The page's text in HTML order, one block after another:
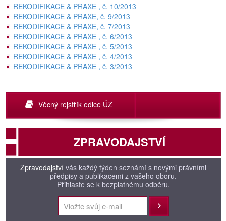
REKODIFIKACE & PRAXE , č. 10/2013
REKODIFIKACE & PRAXE, č. 9/2013
REKODIFIKACE & PRAXE, č. 7/2013
REKODIFIKACE & PRAXE , č. 6/2013
REKODIFIKACE & PRAXE , č. 5/2013
REKODIFIKACE & PRAXE , č. 4/2013
REKODIFIKACE & PRAXE , č. 3/2013
Věcný rejstřík edice ÚZ
ZPRAVODAJSTVÍ
Zpravodajství vás každý týden seznámí s novými právními
předpisy a publikacemi z vašeho oboru.
Přihlaste se k bezplatnému odběru.
Přihlásit